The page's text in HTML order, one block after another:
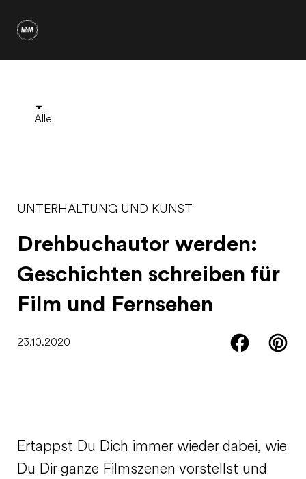
Alle
UNTERHALTUNG UND KUNST
Drehbuchautor werden:
Geschichten schreiben für
Film und Fernsehen
23.10.2020
Ertappst Du Dich immer wieder dabei, wie
Du Dir ganze Filmszenen vorstellst und